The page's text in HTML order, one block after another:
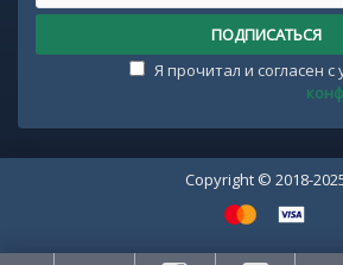
ПОДПИСАТЬСЯ
Я прочитал и согласен с
Copyright © 2018-